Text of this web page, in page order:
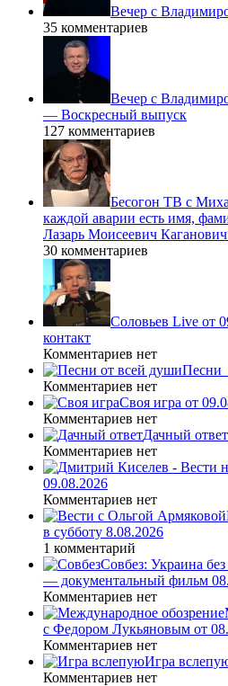
Вечер с
35 комментариев
Вечер с
— Воскресный выпуск
127 комментариев
Бесогон ТВ с
каждой аварии есть имя,
Лазарь Моисеевич
30 комментариев
Соловьев Live от
контакт
Комментариев нет
Комментариев нет
Своя игра от
Комментариев нет
Дачный
Комментариев нет
09.08.2026
Комментариев нет
в субботу 8.08.2026
1 комментарий
Совбез: Украина
— документальный фильм
Комментариев нет
с Федором Лукьяновым от
Комментариев нет
Игра
Комментариев нет